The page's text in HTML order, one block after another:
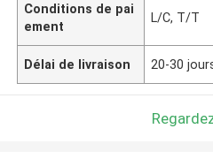
Conditions de pai
ement
L/C, T/T
Délai de livraison 20-30